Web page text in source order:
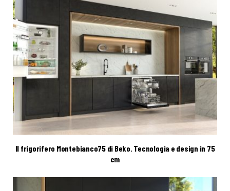
Il frigorifero Montebianco75 di Beko. Tecnologia e design in 75
cm